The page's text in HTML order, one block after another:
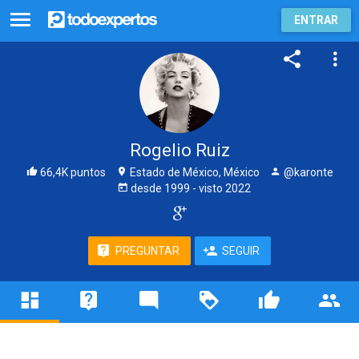
ENTRAR
Rogelio Ruiz
66,4K puntos Estado de México, México
@karonte
desde 1999 - visto 2022
PREGUNTAR SEGUIR